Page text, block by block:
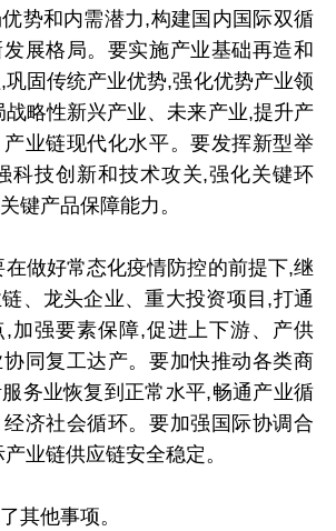
势和内需潜力,构建国内国际双循
展格局。要实施产业基础再造和
固传统产业优势,强化优势产业领
战略性新兴产业、未来产业,提升产
业链现代化水平。要发挥新型举
科技创新和技术攻关,强化关键环
键产品保障能力。
做好常态化疫情防控的前提下,继
、龙头企业、重大投资项目,打通
,加强要素保障,促进上下游、产供
同复工达产。要加快推动各类商
务业恢复到正常水平,畅通产业循
济社会循环。要加强国际协调合
业链供应链安全稳定。
其他事项。